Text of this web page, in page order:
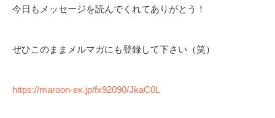
今日もメッセージを読んでくれてありがとう！
ぜひこのままメルマガにも登録して下さい（笑）
https://maroon-ex.jp/fx92090/JkaC0L